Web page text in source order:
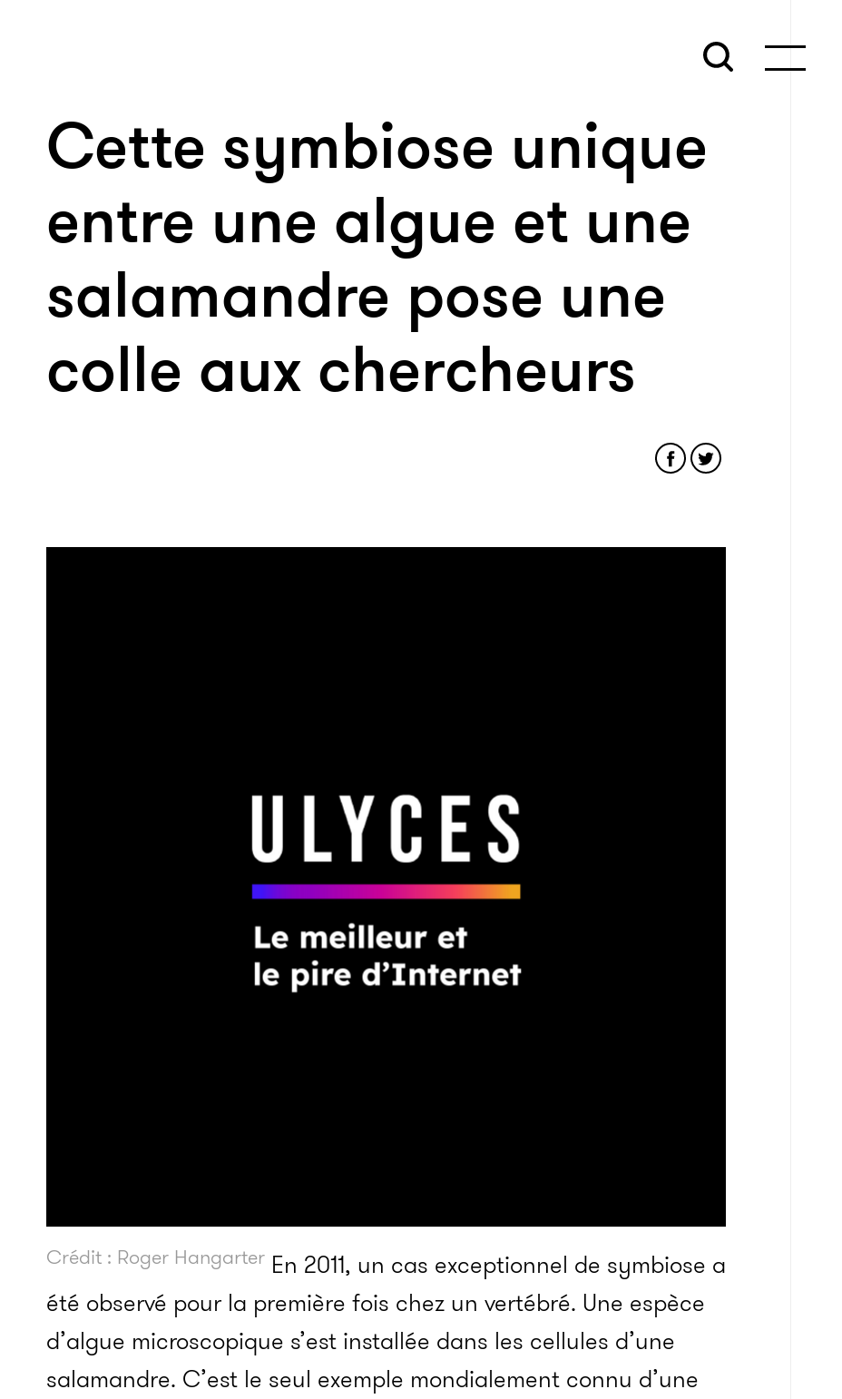
Cette symbiose unique
entre une algue et une
salamandre pose une
colle aux chercheurs
Crédit : Roger Hangarter En 2011, un cas exceptionnel de symbiose a
été observé pour la première fois chez un vertébré. Une espèce
d’algue microscopique s’est installée dans les cellules d’une
salamandre. C’est le seul exemple mondialement connu d’une